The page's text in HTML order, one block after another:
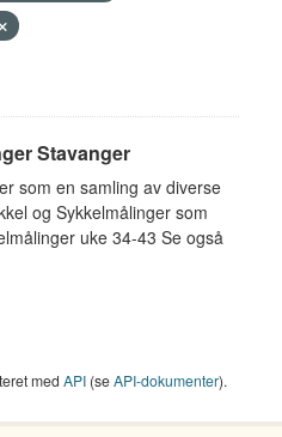
Stavanger
som en samling av diverse
og Sykkelmålinger som
uke 34-43 Se også
med API (seAPI-dokumenter).